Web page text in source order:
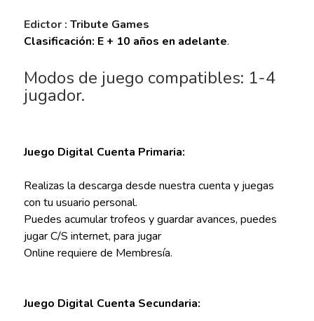
Edictor : Tribute Games
Clasificación: E + 10 años en adelante.
Modos de juego compatibles: 1-4
jugador.
Juego Digital Cuenta Primaria:
Realizas la descarga desde nuestra cuenta y juegas
con tu usuario personal.
Puedes acumular trofeos y guardar avances, puedes
jugar C/S internet, para jugar
Online requiere de Membresía.
Juego Digital Cuenta Secundaria: